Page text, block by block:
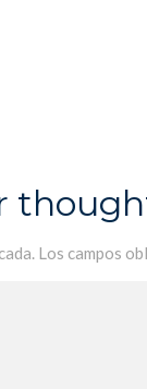
Los campos